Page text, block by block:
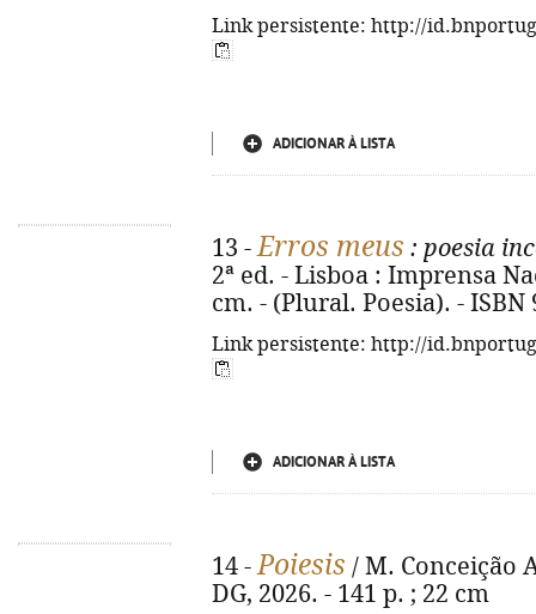
Link persistente: http://
ADICIONAR À LISTA
13 -Erros meus : poesia
2ª ed. - Lisboa : Imprensa
cm. - (Plural. Poesia). - ISBN
Link persistente: http://
ADICIONAR À LISTA
14 -Poiesis / M. Conceição
DG, 2026. - 141 p. ; 22 cm